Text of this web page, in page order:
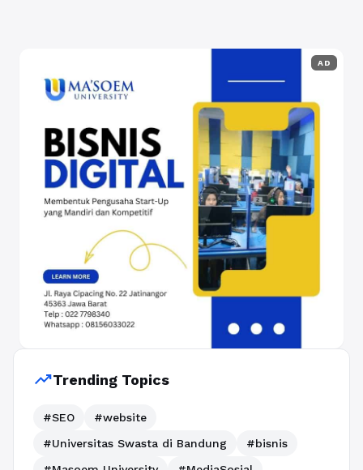
AD
trending_upTrending Topics
#SEO
#website
#Universitas Swasta di Bandung
#bisnis